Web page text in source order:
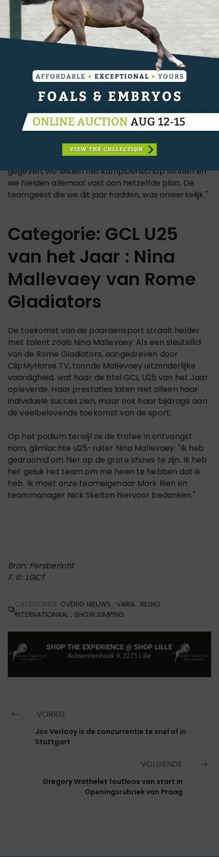
bezorgen. Zijn inzet voor de serie leverde hem dit
seizoen 131 punten op met 8 podiumplaatsen, 5
overwinningen en een helderheidspercentage van
65%, wat hem de titel van GCL Ruiter van het Jaar
Christian Kukuk glimlachte: "Het is een zeer
emotioneel jaar geweest, we kwamen naar de
laatste show in Riyadh waar alles mogelijk was maar
er veel op het spel stond. Ik heb een heel groot
team achter me en deze prijs is ook te danken aan
is één grote man achter dit alles en dat is Ludger. Hij
heeft ons het hele seizoen duidelijke richting
gegeven, we wilden het kampioenschap winnen en
we hielden allemaal vast aan hetzelfde plan. De
teamgeest die we dit jaar hadden, was onwerkelijk."
Categorie: GCL U25
van het Jaar : Nina
Mallevaey van Rome
Gladiators
De toekomst van de paardensport straalt helder
met talent zoals Nina Mallevaey. Als een sleutellid
van de Rome Gladiators, aangedreven door
ClipMyHorse.TV, toonde Mallevaey uitzonderlijke
vaardigheid, wat haar de titel GCL U25 van het Jaar
opleverde. Haar prestaties laten niet alleen haar
individuele succes zien, maar ook haar bijdrage aan
de veelbelovende toekomst van de sport.
Op het podium terwijl ze de trofee in ontvangst
nam, glimlachte U25-ruiter Nina Mallevaey: "Ik heb
gedroomd om hier op de grote shows te zijn. Ik heb
het geluk het team om me heen te hebben dat ik
heb. Ik moet onze teameigenaar Mark Rien en
teammanager Nick Skelton hiervoor bedanken."
Bron: Persbericht
F. ©: LGCT
CATEGORIËN: OVERIG NIEUWS , VARIA , REGIO ,
INTERNATIONAAL , SHOWJUMPING
VORIGE
Jos Verlooy is de concurrentie te snel af in
Stuttgart
VOLGENDE
Gregory Wathelet foutloos van start in
Openingsrubriek van Praag